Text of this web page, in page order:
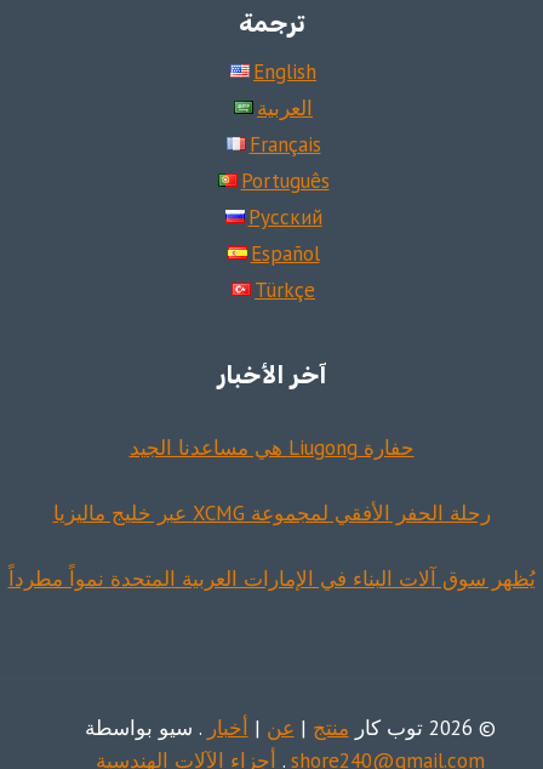
ترجمة
English
العربية
Français
Português
Русский
Español
Türkçe
آخر الأخبار
حفارة Liugong هي مساعدنا الجيد
رحلة الحفر الأفقي لمجموعة XCMG عبر خليج ماليزيا
يُظهر سوق آلات البناء في الإمارات العربية المتحدة نمواً مطرداً
© 2026 توب كار منتج | عن | أخبار . سيو بواسطة
shore240@gmail.com
. أجزاء الآلات الهندسية